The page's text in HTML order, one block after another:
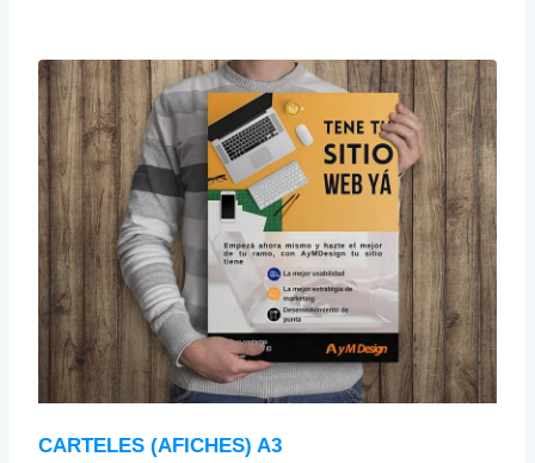
CARTELES (AFICHES) A3